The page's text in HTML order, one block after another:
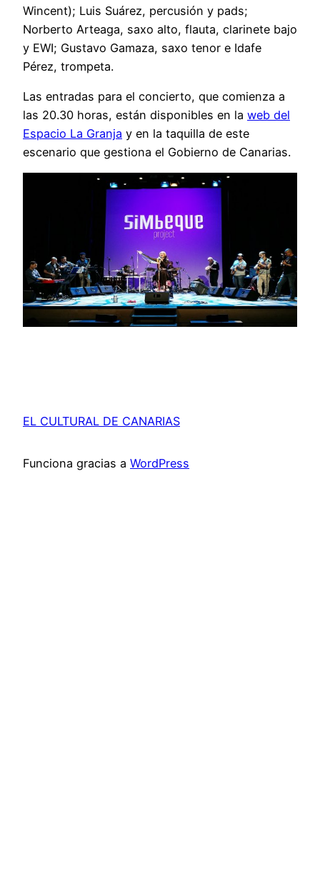
Wincent); Luis Suárez, percusión y pads;
Norberto Arteaga, saxo alto, flauta, clarinete bajo
y EWI; Gustavo Gamaza, saxo tenor e Idafe
Pérez, trompeta.
Las entradas para el concierto, que comienza a
las 20.30 horas, están disponibles en la web del
Espacio La Granja y en la taquilla de este
escenario que gestiona el Gobierno de Canarias.
EL CULTURAL DE CANARIAS
Funciona gracias a WordPress